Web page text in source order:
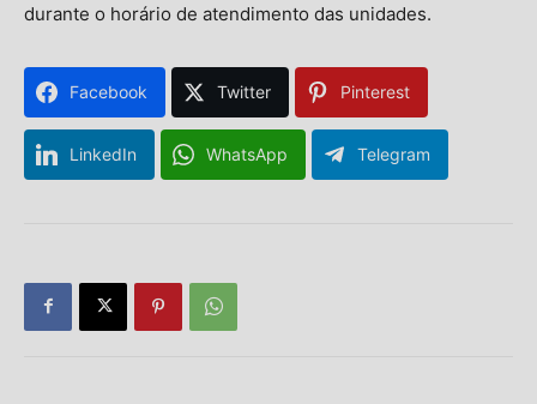
durante o horário de atendimento das unidades.
Facebook Twitter Pinterest
LinkedIn WhatsApp Telegram